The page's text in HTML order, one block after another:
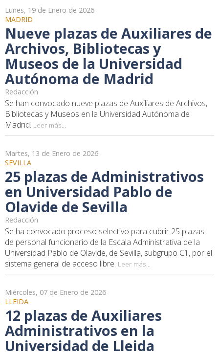
Lunes, 19 de Enero de 2026
MADRID
Nueve plazas de Auxiliares de
Archivos, Bibliotecas y
Museos de la Universidad
Autónoma de Madrid
Redacción
Se han convocado nueve plazas de Auxiliares de Archivos,
Bibliotecas y Museos en la Universidad Autónoma de
Madrid. Leer más...
Martes, 13 de Enero de 2026
SEVILLA
25 plazas de Administrativos
en Universidad Pablo de
Olavide de Sevilla
Redacción
Se ha convocado proceso selectivo para cubrir 25 plazas
de personal funcionario de la Escala Administrativa de la
Universidad Pablo de Olavide, de Sevilla, subgrupo C1, por el
sistema general de acceso libre. Leer más...
Miércoles, 07 de Enero de 2026
LLEIDA
12 plazas de Auxiliares
Administrativos en la
Universidad de Lleida